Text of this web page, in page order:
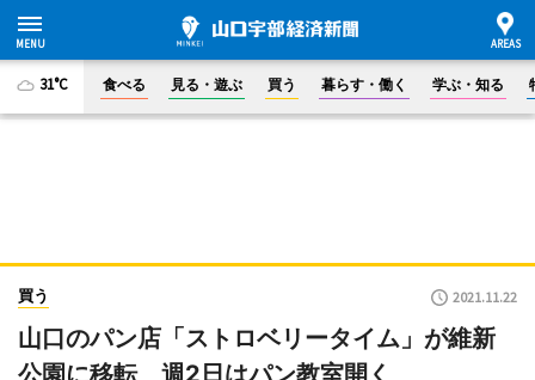
31°C 食べる 見る・遊ぶ 買う 暮らす・働く 学ぶ・知る
買う 2021.11.22
山口のパン店「ストロベリータイム」が維新
公園に移転 週2日はパン教室開く